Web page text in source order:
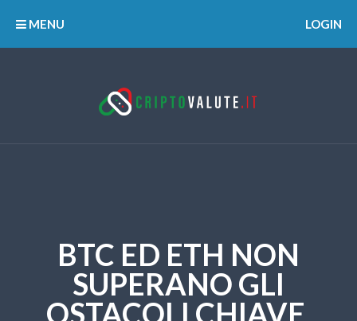
MENU LOGIN
BTC ED ETH NON
SUPERANO GLI
OSTACOLI CHIAVE,